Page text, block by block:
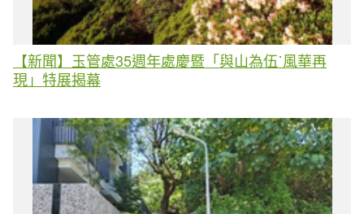
【新聞】玉管處35週年處慶暨「與山為伍˙風華再
現」特展揭幕